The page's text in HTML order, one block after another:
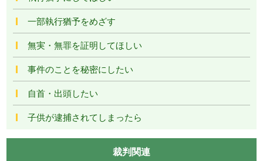
一部執行猶予をめざす
無実・無罪を証明してほしい
事件のことを秘密にしたい
自首・出頭したい
子供が逮捕されてしまったら
裁判関連